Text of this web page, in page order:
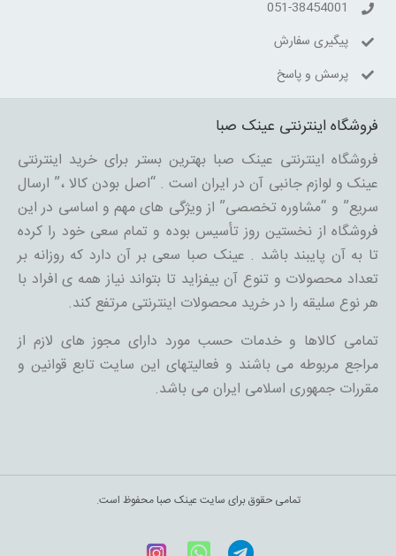
051-38454001
پیگیری سفارش
پرسش و پاسخ
فروشگاه اینترنتی عینک صبا
فروشگاه اینترنتی عینک صبا بهترین بستر برای خرید اینترنتی
عینک و لوازم جانبی آن در ایران است . “اصل بودن کالا ،” ارسال
سریع” و “مشاوره تخصصی” از ویژگی های مهم و اساسی در این
فروشگاه از نخستین روز تأسیس بوده و تمام سعی خود را کرده
تا به آن پایبند باشد . عینک صبا سعی بر آن دارد که روزانه بر
تعداد محصولات و تنوع آن بیفزاید تا بتواند نیاز همه ی افراد با
هر نوع سلیقه را در خرید محصولات اینترنتی مرتفع کند.
تمامی کالاها و خدمات حسب مورد دارای مجوز های لازم از
مراجع مربوطه می باشند و فعالیتهای این سایت تابع قوانین و
مقررات جمهوری اسلامی ایران می باشد.
تمامی حقوق برای سایت عینک صبا محفوظ است.